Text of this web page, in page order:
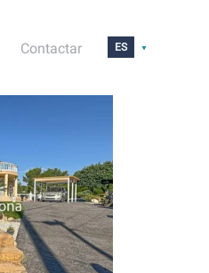
Contactar ES